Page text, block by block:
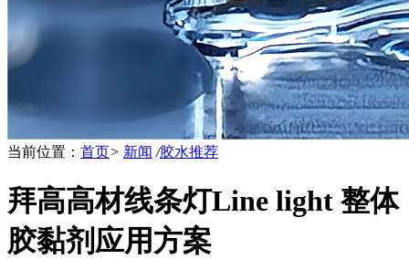
当前位置： 首页> 新闻 /胶水推荐
拜高高材线条灯Line light 整体
胶黏剂应用方案